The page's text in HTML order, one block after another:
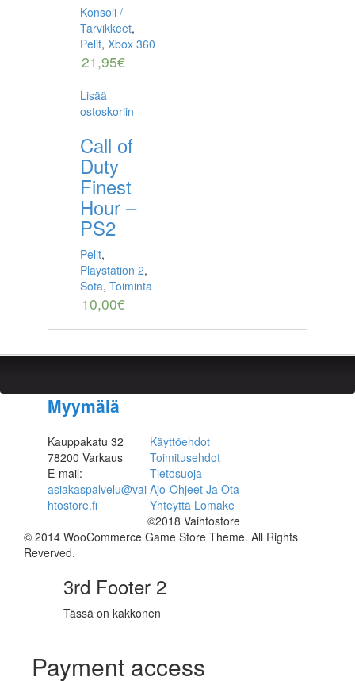
Konsoli /
Tarvikkeet,
Pelit, Xbox 360
21,95€
Lisää
ostoskoriin
Call of
Duty
Finest
Hour –
PS2
Pelit,
Playstation 2,
Sota, Toiminta
10,00€
Myymälä
Kauppakatu 32
78200 Varkaus
E-mail:
asiakaspalvelu@vai
htostore.fi
Käyttöehdot
Toimitusehdot
Tietosuoja
Ajo-Ohjeet Ja Ota
Yhteyttä Lomake
©2018 Vaihtostore
© 2014 WooCommerce Game Store Theme. All Rights
Reverved.
3rd Footer 2
Tässä on kakkonen
Payment access